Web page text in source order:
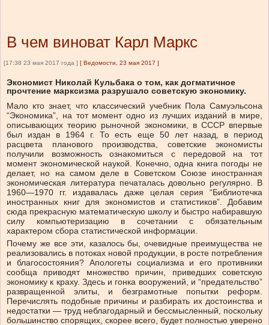
В чем виноват Карл Маркс
[17:38 23 мая 2017 года ] [ Ведомости, 23 мая 2017 ]
Экономист Николай Кульбака о том, как догматичное
прочтение марксизма разрушало советскую экономику.
Мало кто знает, что классический учебник Пола Самуэльсона
“Экономика”, на тот момент одно из лучших изданий в мире,
описывающих теорию рыночной экономики, в СССР впервые
был издан в 1964 г. То есть еще 50 лет назад, в период
расцвета планового производства, советские экономисты
получили возможность ознакомиться с передовой на тот
момент экономической наукой. Конечно, одна книга погоды не
делает, но на самом деле в Советском Союзе иностранная
экономическая литература печаталась довольно регулярно. В
1960—1970 гг. издавалась даже целая серия “Библиотечка
иностранных книг для экономистов и статистиков”. Добавим
сюда прекрасную математическую школу и быстро набиравшую
силу компьютеризацию в сочетании с обязательным
характером сбора статистической информации.
Почему же все эти, казалось бы, очевидные преимущества не
реализовались в потоках новой продукции, в росте потребления
и благосостояния? Апологеты социализма и его противники
сообща приводят множество причин, приведших советскую
экономику к краху. Здесь и гонка вооружений, и “предательство”
развращенной элиты, и безграмотные попытки реформ.
Перечислять подобные причины и разбирать их достоинства и
недостатки — труд неблагодарный и бессмысленный, поскольку
большинство спорящих, скорее всего, будет полностью уверено